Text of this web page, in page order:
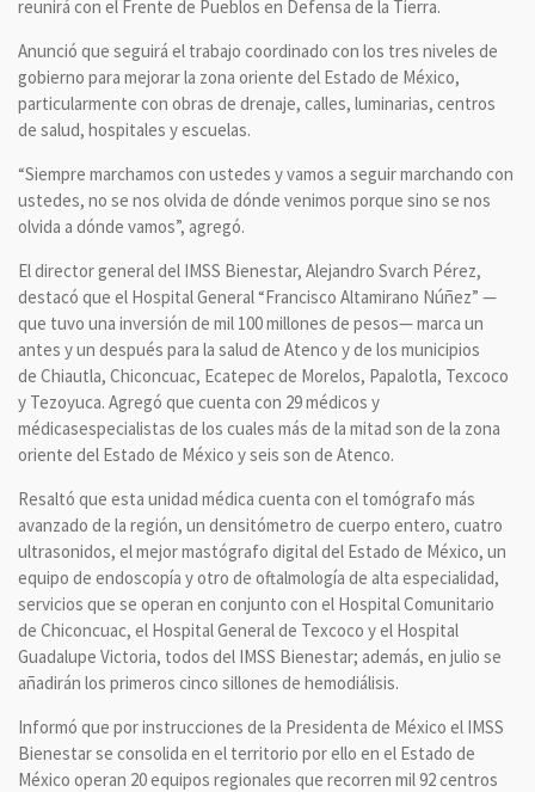
reunirá con el Frente de Pueblos en Defensa de la Tierra.
Anunció que seguirá el trabajo coordinado con los tres niveles de
gobierno para mejorar la zona oriente del Estado de México,
particularmente con obras de drenaje, calles, luminarias, centros
de salud, hospitales y escuelas.
“Siempre marchamos con ustedes y vamos a seguir marchando con
ustedes, no se nos olvida de dónde venimos porque sino se nos
olvida a dónde vamos”, agregó.
El director general del IMSS Bienestar, Alejandro Svarch Pérez,
destacó que el Hospital General “Francisco Altamirano Núñez” —
que tuvo una inversión de mil 100 millones de pesos— marca un
antes y un después para la salud de Atenco y de los municipios
de Chiautla, Chiconcuac, Ecatepec de Morelos, Papalotla, Texcoco
y Tezoyuca. Agregó que cuenta con 29 médicos y
médicasespecialistas de los cuales más de la mitad son de la zona
oriente del Estado de México y seis son de Atenco.
Resaltó que esta unidad médica cuenta con el tomógrafo más
avanzado de la región, un densitómetro de cuerpo entero, cuatro
ultrasonidos, el mejor mastógrafo digital del Estado de México, un
equipo de endoscopía y otro de oftalmología de alta especialidad,
servicios que se operan en conjunto con el Hospital Comunitario
de Chiconcuac, el Hospital General de Texcoco y el Hospital
Guadalupe Victoria, todos del IMSS Bienestar; además, en julio se
añadirán los primeros cinco sillones de hemodiálisis.
Informó que por instrucciones de la Presidenta de México el IMSS
Bienestar se consolida en el territorio por ello en el Estado de
México operan 20 equipos regionales que recorren mil 92 centros